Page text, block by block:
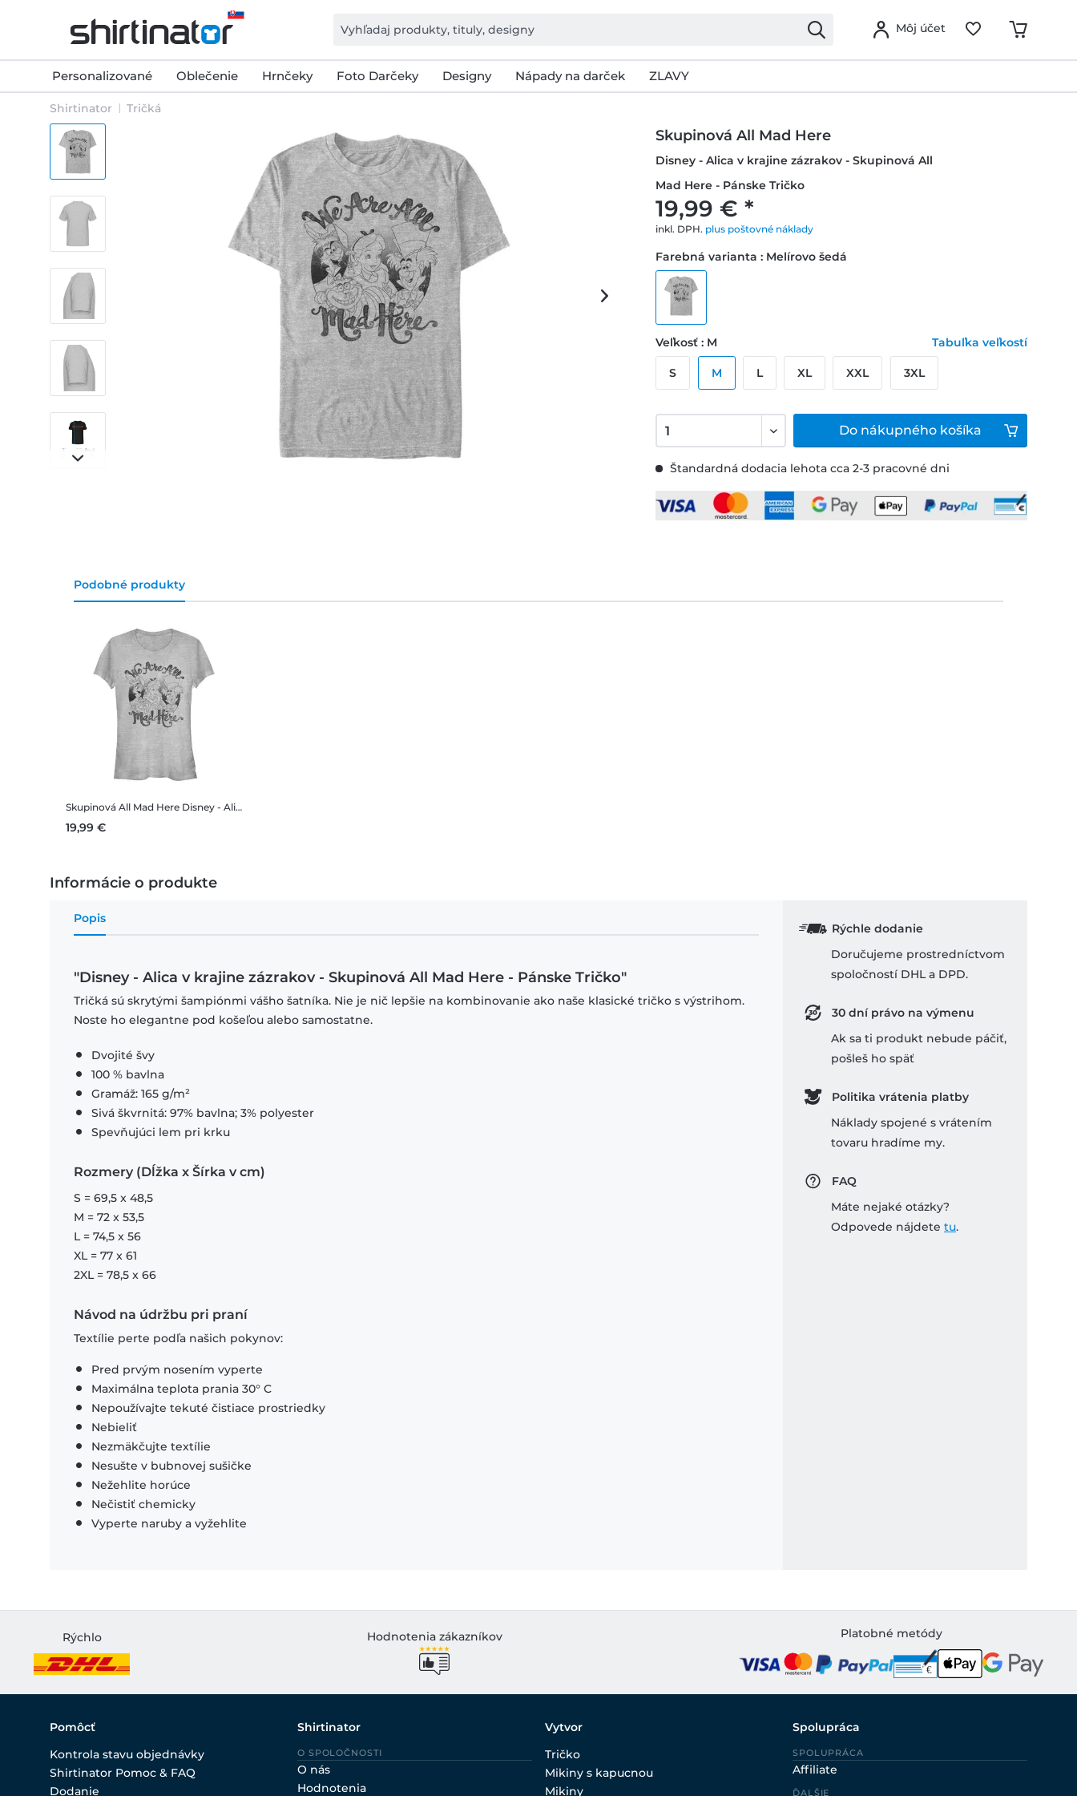
Môj účet
Personalizované Oblečenie Hrnčeky Foto Darčeky Designy Nápady na darček ZLAVY
Shirtinator Tričká
Skupinová All Mad Here
Disney - Alica v krajine zázrakov - Skupinová All
Mad Here - Pánske Tričko
19,99 € *
inkl. DPH. plus poštovné náklady
Štandardná dodacia lehota cca 2-3 pracovné dni
Farebná varianta : Melírovo šedá
Veľkosť : M Tabuľka veľkostí
S M L XL XXL 3XL
Do nákupného košíka
Podobné produkty
Skupinová All Mad Here Disney - Alica v krajine zázrakov - Skupinová All Mad Here - Dámske Tričko
19,99 €
Informácie o produkte
Popis
"Disney - Alica v krajine zázrakov - Skupinová All Mad Here - Pánske Tričko"
Tričká sú skrytými šampiónmi vášho šatníka. Nie je nič lepšie na kombinovanie ako naše klasické tričko s výstrihom.
Noste ho elegantne pod košeľou alebo samostatne.
Dvojité švy
100 % bavlna
Gramáž: 165 g/m²
Sivá škvrnitá: 97% bavlna; 3% polyester
Spevňujúci lem pri krku
Rozmery (Dĺžka x Šírka v cm)
S = 69,5 x 48,5
M = 72 x 53,5
L = 74,5 x 56
XL = 77 x 61
2XL = 78,5 x 66
Návod na údržbu pri praní
Textílie perte podľa našich pokynov:
Pred prvým nosením vyperte
Maximálna teplota prania 30° C
Nepoužívajte tekuté čistiace prostriedky
Nebieliť
Nezmäkčujte textílie
Nesušte v bubnovej sušičke
Nežehlite horúce
Nečistiť chemicky
Vyperte naruby a vyžehlite
Rýchle dodanie
Doručujeme prostredníctvom
spoločností DHL a DPD.
30 dní právo na výmenu
Ak sa ti produkt nebude páčiť,
pošleš ho späť
Politika vrátenia platby
Náklady spojené s vrátením
tovaru hradíme my.
FAQ
Máte nejaké otázky?
Odpovede nájdete tu.
Rýchlo Hodnotenia zákazníkov Platobné metódy
Pomôcť
Kontrola stavu objednávky
Shirtinator Pomoc & FAQ
Dodanie
Shirtinator
O SPOLOČNOSTI
O nás
Hodnotenia
Vytvor
Tričko
Mikiny s kapucnou
Mikiny
Spolupráca
SPOLUPRÁCA
Affiliate
ĎALŠIE